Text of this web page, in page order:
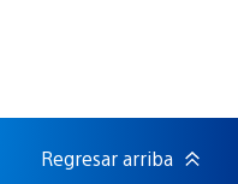
Regresar arriba